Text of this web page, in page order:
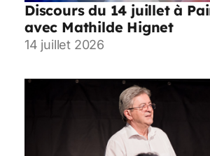
Discours du 14 juillet à
avec Mathilde Hignet
14 juillet 2026